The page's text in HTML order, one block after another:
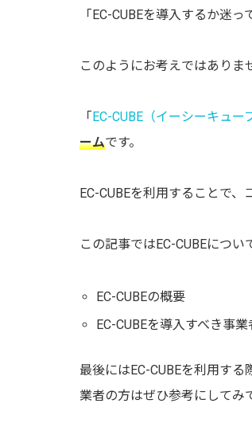
「EC-CUBEを導入するか迷っ
このようにお考えではありま
「EC-CUBE（イーシーキュー
ームです。
EC-CUBEを利用することで、
この記事ではEC-CUBEについ
EC-CUBEの概要
EC-CUBEを導入すべき事業
最後にはEC-CUBEを利用す
業者の方はぜひ参考にしてみ